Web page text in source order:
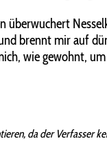
überwuchert
brennt mir auf
wie gewohnt,
da der Verfasser